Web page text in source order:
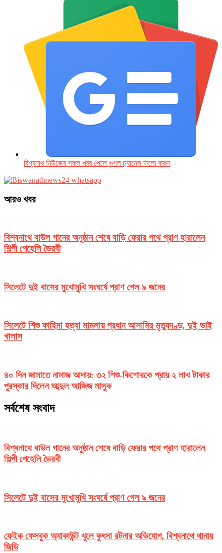
বিশ্বনাথ নিউজের সকল খবর পেতে গুগল চ‌্যানেল ফলো করুন
আরও খবর
বিশ্বনাথে বাউল গানের অনুষ্ঠান শেষে বাড়ি ফেরার পথে প্রাণ হারালেন
শিল্পী পেহেলি ভৈরবী
সিলেটে দুই বাসের মুখোমুখি সংঘর্ষে প্রাণ গেল ৯ জনের
সিলেটে শিশু ফাহিমা হত্যা মামলায় প্রধান আসামির মৃত্যুদণ্ড, দুই ভাই
খালাস
৪০ দিন জামাতে নামাজ আদায়: ৩২ শিশু-কিশোরকে প্রায় ২ লাখ টাকার
পুরস্কার দিলেন আব্দুল আজিজ মাসুক
সর্বশেষ সংবাদ
বিশ্বনাথে বাউল গানের অনুষ্ঠান শেষে বাড়ি ফেরার পথে প্রাণ হারালেন
শিল্পী পেহেলি ভৈরবী
সিলেটে দুই বাসের মুখোমুখি সংঘর্ষে প্রাণ গেল ৯ জনের
ফেইক ফেসবুক অ্যাকাউন্ট খুলে কুৎসা রটনার অভিযোগ, বিশ্বনাথে থানায়
জিডি